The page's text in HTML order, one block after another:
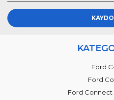
Ford
Ford
Ford Connect